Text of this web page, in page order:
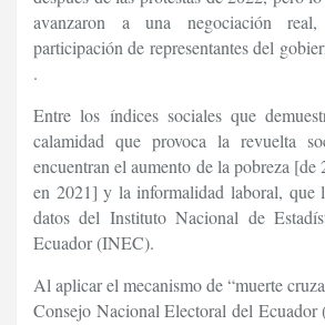
avanzaron a una negociación
participación de representantes del
.
Entre los índices sociales que
calamidad que provoca la revuelta
encuentran el aumento de la pobreza
en 2021] y la informalidad laboral, que
datos del Instituto Nacional de
Ecuador (INEC).
Al aplicar el mecanismo de “muerte
Consejo Nacional Electoral del Ecuador